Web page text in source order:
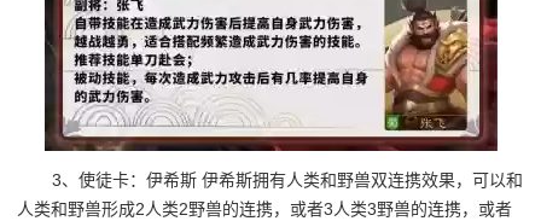
3、使徒卡：伊希斯 伊希斯拥有人类和野兽双连携效果，可以和
人类和野兽形成2人类2野兽的连携，或者3人类3野兽的连携，或者